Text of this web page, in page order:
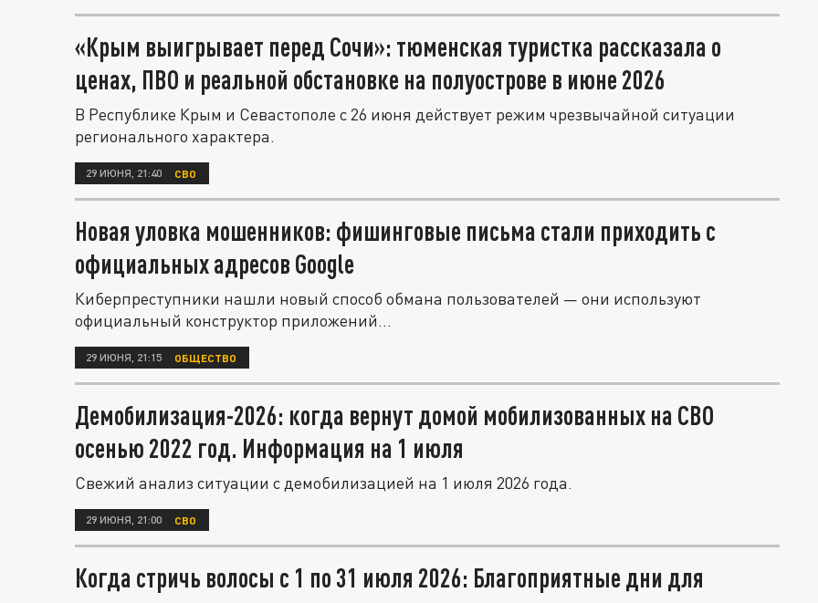
«Крым выигрывает перед Сочи»: тюменская туристка рассказала о
ценах, ПВО и реальной обстановке на полуострове в июне 2026
В Республике Крым и Севастополе с 26 июня действует режим чрезвычайной ситуации
регионального характера.
29 ИЮНЯ, 21:40 СВО
Новая уловка мошенников: фишинговые письма стали приходить с
официальных адресов Google
Киберпреступники нашли новый способ обмана пользователей — они используют
официальный конструктор приложений...
29 ИЮНЯ, 21:15 ОБЩЕСТВО
Демобилизация-2026: когда вернут домой мобилизованных на СВО
осенью 2022 год. Информация на 1 июля
Свежий анализ ситуации с демобилизацией на 1 июля 2026 года.
29 ИЮНЯ, 21:00 СВО
Когда стричь волосы с 1 по 31 июля 2026: Благоприятные дни для